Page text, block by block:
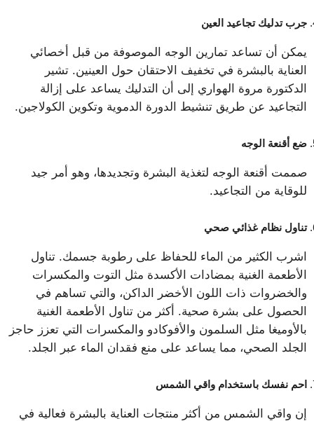
جرب تدليك تجاعيد العين
يمكن أن تساعد تمارين الوجه الموصوفة من قبل أخصائي
العناية بالبشرة في تخفيف الاحتقان حول العينين. تشير
الدكتورة مروة الهواري إلى أن التدليك يساعد على إزالة
التجاعيد عن طريق تنشيط الدورة الدموية وتكوين الكولاجين.
ضع أقنعة الوجه
صممت أقنعة الوجه لتغذية البشرة وتجديدها، وهو أمر جيد
للوقاية من التجاعيد.
تناول نظام غذائي صحي
اشرب الكثير من الماء للحفاظ على رطوبة جسمك. تناول
الأطعمة الغنية بمضادات الأكسدة مثل التوت والمكسرات
والخضروات ذات اللون الأخضر الداكن، والتي تساهم في
الحصول على بشرة صحية. أكثر من تناول الأطعمة الغنية
بالأوميغا مثل السلمون والأفوكادو والمكسرات التي تعزز حاجز
الجلد الصحي، مما يساعد على منع فقدان الماء عبر الجلد.
احم نفسك باستخدام واقي الشمس
إن واقي الشمس من أكثر منتجات العناية بالبشرة فعالية في